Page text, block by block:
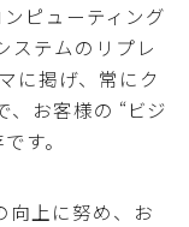
ピューティング
ステムのリプレ
に掲げ、常にク
、お客様の “ビジ
す。
向上に努め、お